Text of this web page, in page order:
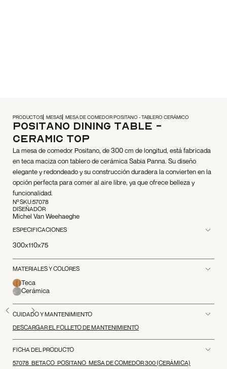
PRODUCTOS MESAS MESA DE COMEDOR POSITANO - TABLERO CERÁMICO
Positano Dining Table -
Ceramic Top
La mesa de comedor Positano, de 300 cm de longitud, está fabricada
en teca maciza con tablero de cerámica Sabia Panna. Su diseño
elegante y redondeado y su construcción duradera la convierten en la
opción perfecta para comer al aire libre, ya que ofrece belleza y
funcionalidad.
Nº SKU:57078
DISEÑADOR
Michel Van Weehaeghe
ESPECIFICACIONES
300x110x75
MATERIALES Y COLORES
Teca
Cerámica
CUIDADO Y MANTENIMIENTO
DESCARGAR EL FOLLETO DE MANTENIMIENTO
FICHA DEL PRODUCTO
57078_BETACO_POSITANO_MESA DE COMEDOR 300 (CERÁMICA)